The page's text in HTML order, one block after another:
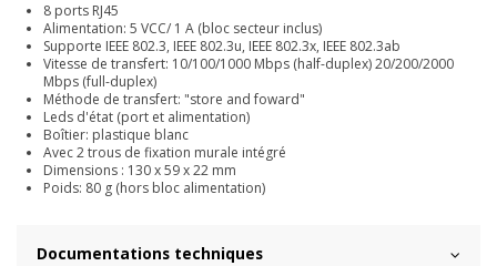
8 ports RJ45
Alimentation: 5 VCC/ 1 A (bloc secteur inclus)
Supporte IEEE 802.3, IEEE 802.3u, IEEE 802.3x, IEEE 802.3ab
Vitesse de transfert: 10/100/1000 Mbps (half-duplex) 20/200/2000
Mbps (full-duplex)
Méthode de transfert: "store and foward"
Leds d'état (port et alimentation)
Boîtier: plastique blanc
Avec 2 trous de fixation murale intégré
Dimensions : 130 x 59 x 22 mm
Poids: 80 g (hors bloc alimentation)
Documentations techniques